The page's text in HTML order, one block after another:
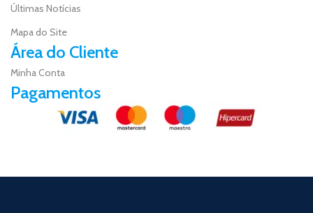
Últimas Notícias
Mapa do Site
Área do Cliente
Minha Conta
Pagamentos